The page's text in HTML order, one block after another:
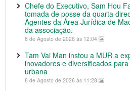
Chefe do Executivo, Sam Hou
tomada de posse da quarta
Agentes da Área Jurídica de
da associação.
8 de Agosto de 2026 às 12:04
Tam Vai Man instou a MUR a
inovadores e diversificados
urbana
8 de Agosto de 2026 às 11:28